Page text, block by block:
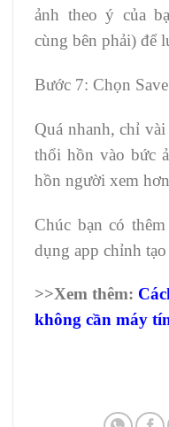
ảnh theo ý của
cùng bên phải) để
Bước 7: Chọn
Quá nhanh, chỉ
thổi hồn vào bức
hồn người xem
Chúc bạn có
dụng app chỉnh
>>Xem thêm:
không cần máy